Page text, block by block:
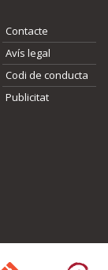
o
ompliu els
voleu informar-
Contacte
Avís legal
Codi de conducta
Publicitat